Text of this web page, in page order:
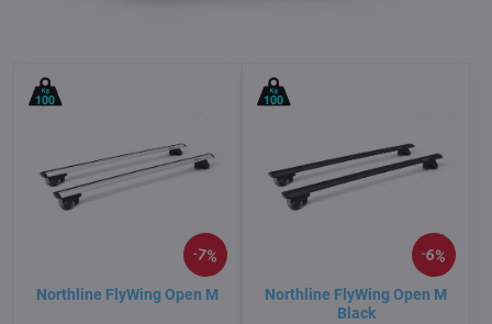
7%
Northline FlyWing Open M
6%
Northline FlyWing Open M
Black